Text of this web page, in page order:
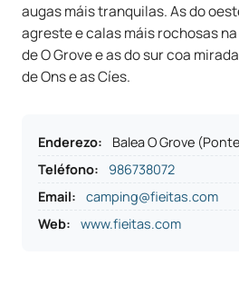
augas máis tranquilas. As do
agreste e calas máis rochosas
de O Grove e as do sur coa
de Ons e as Cíes.
Enderezo:
Balea O Grove
Teléfono:
986738072
Email:
camping@fieitas.com
Web:
www.fieitas.com